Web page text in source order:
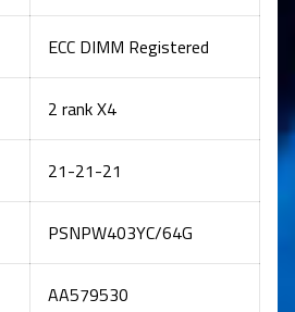
ECC DIMM Registered
2 rank X4
21-21-21
PSNPW403YC/64G
AA579530